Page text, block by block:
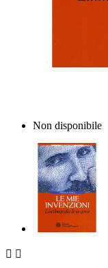
Non disponibile
 